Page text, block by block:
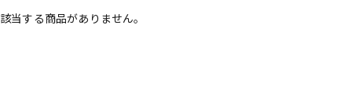
ドラム
該当する商品がありません。